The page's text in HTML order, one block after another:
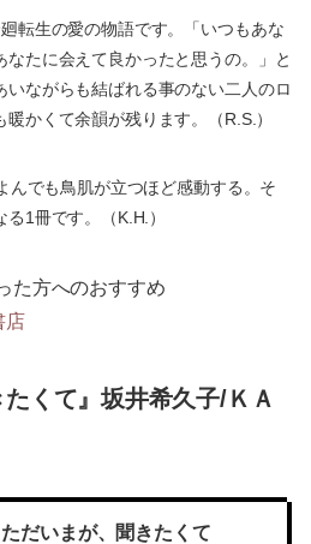
転生の愛の物語です。「いつもあな
たに会えて良かったと思うの。」と
いながらも結ばれる事のない二人のロ
かくて余韻が残ります。（R.S.）
んでも鳥肌が立つほど感動する。そ
1冊です。（K.H.）
た方へのおすすめ
店
たくて』坂井希久子/ＫＡ
ただいまが、聞きたくて